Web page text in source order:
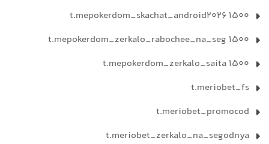
t.mepokerdom_skachat_android2026 1500
t.mepokerdom_zerkalo_rabochee_na_seg 1500
t.mepokerdom_zerkalo_saita 1500
t.meriobet_fs
t.meriobet_promocod
t.meriobet_zerkalo_na_segodnya